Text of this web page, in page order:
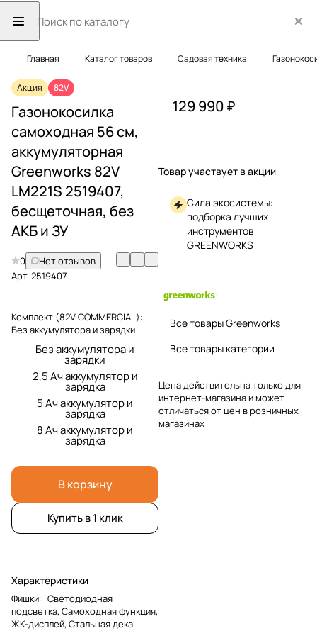
Главная Каталог товаров Садовая техника
Акция 82V
Газонокосилка
самоходная 56 см,
аккумуляторная
Greenworks 82V
LM221S 2519407,
бесщеточная, без
АКБ и ЗУ
0
Нет отзывов
Арт.2519407
Комплект (82V COMMERCIAL):
Без аккумулятора и зарядки
Без аккумулятора и
зарядки
2,5 Ач аккумулятор и
зарядка
5 Ач аккумулятор и
зарядка
8 Ач аккумулятор и
зарядка
В корзину
Купить в 1 клик
Характеристики
Фишки: Светодиодная
подсветка, Самоходная функция,
ЖК-дисплей, Стальная дека
129 990 ₽
Товар участвует в акции
Сила экосистемы:
подборка лучших
инструментов
GREENWORKS
Все товары Greenworks
Все товары категории
Цена действительна только для
интернет-магазина и может
отличаться от цен в розничных
магазинах